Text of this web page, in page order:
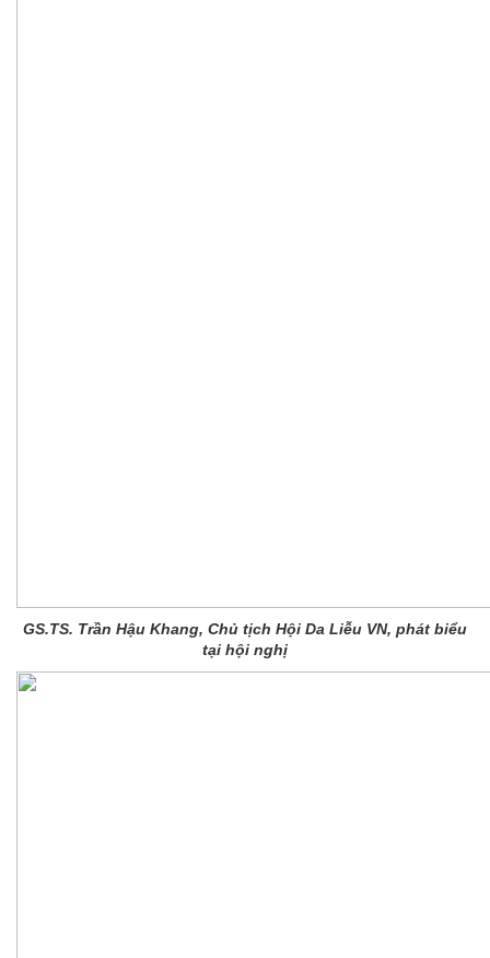
GS.TS. Trần Hậu Khang, Chủ tịch Hội Da Liễu VN, phát biểu
tại hội nghị